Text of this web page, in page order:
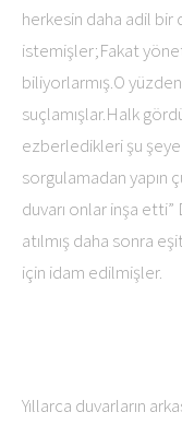
herkesin daha adil bir
istemişler;Fakat
biliyorlarmış.O
suçlamışlar.Halk
ezberledikleri şu şeye
sorgulamadan yapın
duvarı onlar inşa
atılmış daha sonra
için idam edilmişler.
Yıllarca duvarların